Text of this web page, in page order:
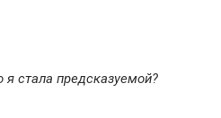
я стала предсказуемой?